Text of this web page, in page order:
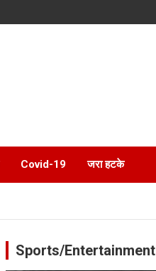
Covid-19 जरा हटके
Sports/Entertainment